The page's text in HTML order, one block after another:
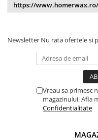
https://
Newsletter Nu rata ofertele si
Vreau sa primesc
magazinului. Afla
Confidentialitate